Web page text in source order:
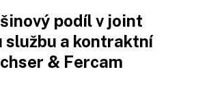
podíl v joint
službu a kontraktní
& Fercam